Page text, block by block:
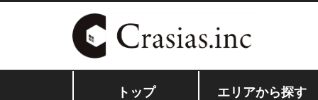
トップ エリアから探す